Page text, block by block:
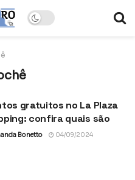
gratuitos no La Plaza
confira quais são
Bonetto 04/09/2024